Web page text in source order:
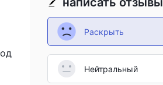
Раскрыть
Нейтральный